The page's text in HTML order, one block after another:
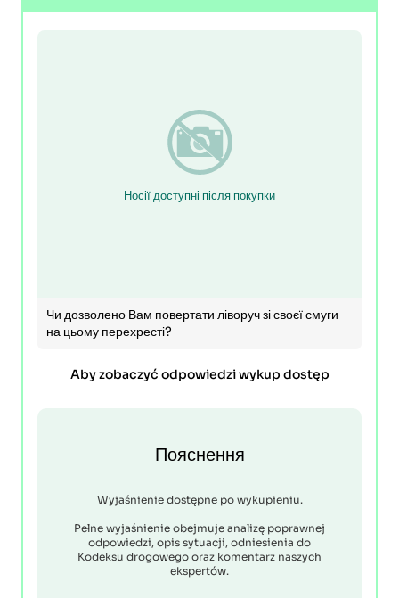
Носії доступні після покупки
Чи дозволено Вам повертати ліворуч зі своєї смуги
на цьому перехресті?
Aby zobaczyć odpowiedzi wykup dostęp
Пояснення
Wyjaśnienie dostępne po wykupieniu.
Pełne wyjaśnienie obejmuje analizę poprawnej
odpowiedzi, opis sytuacji, odniesienia do
Kodeksu drogowego oraz komentarz naszych
ekspertów.